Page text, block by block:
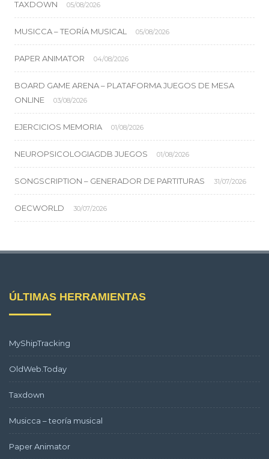
TAXDOWN 05/08/2026
MUSICCA – TEORÍA MUSICAL 05/08/2026
PAPER ANIMATOR 04/08/2026
BOARD GAME ARENA – PLATAFORMA JUEGOS DE MESA
ONLINE
03/08/2026
EJERCICIOS MEMORIA 01/08/2026
NEUROPSICOLOGIAGDB JUEGOS 01/08/2026
SONGSCRIPTION – GENERADOR DE PARTITURAS 31/07/2026
OECWORLD 30/07/2026
ÚLTIMAS HERRAMIENTAS
MyShipTracking
OldWeb.Today
Taxdown
Musicca – teoría musical
Paper Animator